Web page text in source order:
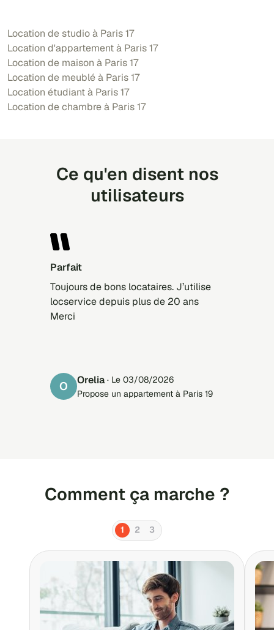
Location de studio à Paris 17
Location d'appartement à Paris 17
Location de maison à Paris 17
Location de meublé à Paris 17
Location étudiant à Paris 17
Location de chambre à Paris 17
Ce qu'en disent nos
utilisateurs
Parfait
Toujours de bons locataires. J’utilise
locservice depuis plus de 20 ans
Merci
O Orelia · Le 03/08/2026
Propose un appartement à Paris 19
Comment ça marche ?
1 2 3